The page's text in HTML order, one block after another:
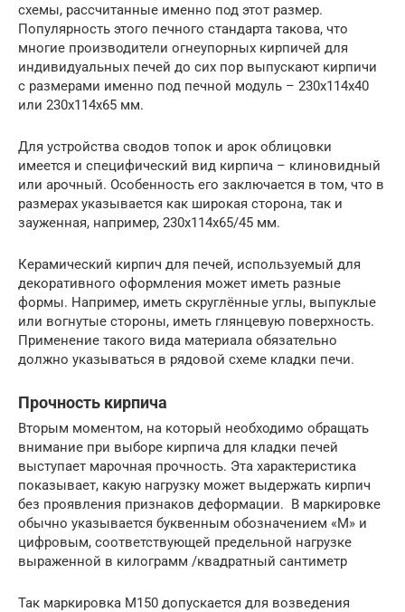
схемы, рассчитанные именно под этот размер.
Популярность этого печного стандарта такова, что
многие производители огнеупорных кирпичей для
индивидуальных печей до сих пор выпускают кирпичи
с размерами именно под печной модуль – 230х114х40
или 230х114х65 мм.
Для устройства сводов топок и арок облицовки
имеется и специфический вид кирпича – клиновидный
или арочный. Особенность его заключается в том, что в
размерах указывается как широкая сторона, так и
зауженная, например, 230х114х65/45 мм.
Керамический кирпич для печей, используемый для
декоративного оформления может иметь разные
формы. Например, иметь скруглённые углы, выпуклые
или вогнутые стороны, иметь глянцевую поверхность.
Применение такого вида материала обязательно
должно указываться в рядовой схеме кладки печи.
Прочность кирпича
Вторым моментом, на который необходимо обращать
внимание при выборе кирпича для кладки печей
выступает марочная прочность. Эта характеристика
показывает, какую нагрузку может выдержать кирпич
без проявления признаков деформации. В маркировке
обычно указывается буквенным обозначением «М» и
цифровым, соответствующей предельной нагрузке
выраженной в килограмм /квадратный сантиметр
Так маркировка М150 допускается для возведения